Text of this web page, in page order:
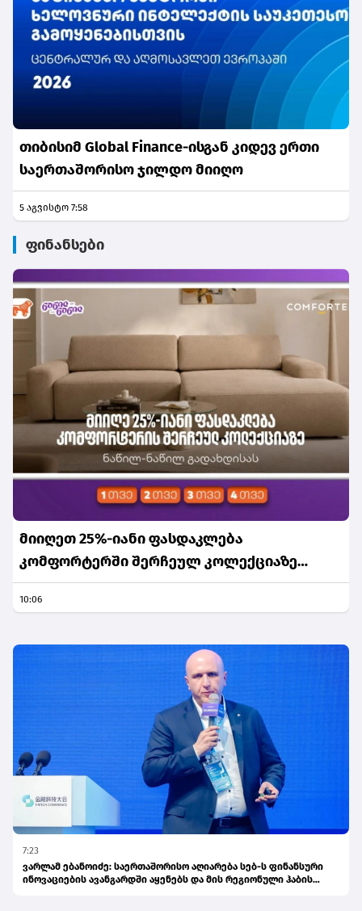
თიბისიმ Global Finance-ისგან კიდევ ერთი
საერთაშორისო ჯილდო მიიღო
5 აგვისტო 7:58
ფინანსები
მიიღეთ 25%-იანი ფასდაკლება
კომფორტერში შერჩეულ კოლექციაზე
საქართველოს ნაწილ-ნაწილ გადახდისას
10:06
7:23
ვარლამ ებანოიძე: საერთაშორისო აღიარება სებ-ს ფინანსური
ინოვაციების ავანგარდში აყენებს და მის რეგიონული ჰაბის